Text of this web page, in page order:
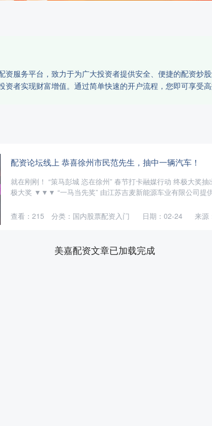
资服务平台，致力于为广大投资者提供安全、便捷的配资
资者实现财富增值。通过简单快速的开户流程，您即可享
配资论坛线上 恭喜徐州市民范先生，抽中一辆汽车！
就在刚刚！ “策马彭城 恣在徐州” 春节打卡融媒行动 终极大奖
极大奖 ▼▼▼ “一马当先奖” 由江苏吉麦新能源车业有限公司提
日期：02-24 来源
查看： 215 分类： 国内股票配资入门
美嘉配资文章已加载完成